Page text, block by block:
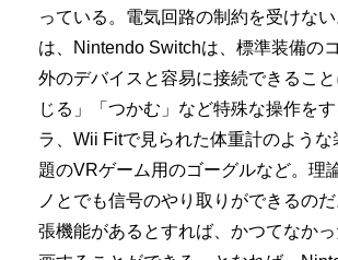
っている。電気回路の制約を受けな
は、Nintendo Switchは、標準装備の
外のデバイスと容易に接続できるこ
じる」「つかむ」など特殊な操作を
ラ、Wii Fitで見られた体重計のような
題のVRゲーム用のゴーグルなど。理
ノとでも信号のやり取りができるの
張機能があるとすれば、かつてなか